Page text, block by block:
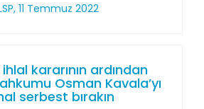
11 Temmuz 2022
ihlal kararının ardından
Osman Kavala’yı
serbest bırakın